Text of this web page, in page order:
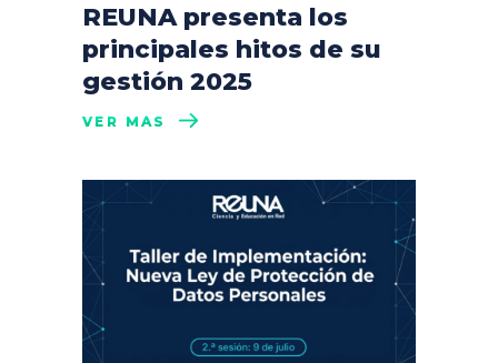
REUNA presenta los
principales hitos de su
gestión 2025
VER MÁS